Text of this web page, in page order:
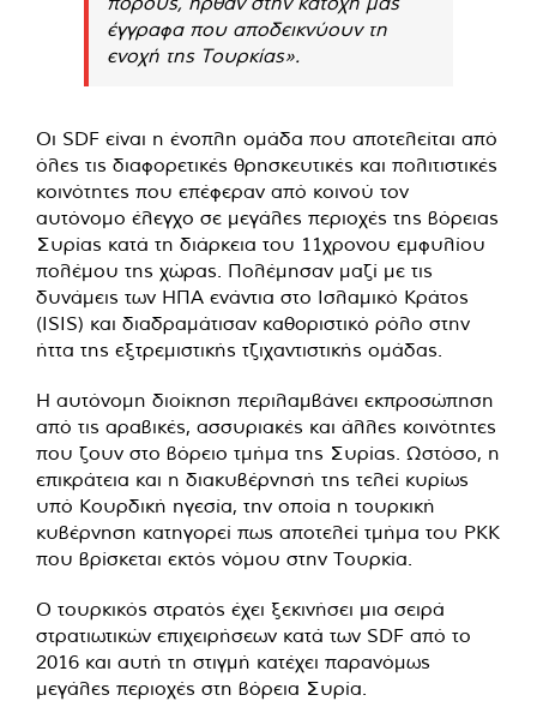
έγγραφα που αποδεικνύουν τη
ενοχή της Τουρκίας».
Οι SDF είναι η ένοπλη ομάδα που αποτελείται από
όλες τις διαφορετικές θρησκευτικές και πολιτιστικές
κοινότητες που επέφεραν από κοινού τον
αυτόνομο έλεγχο σε μεγάλες περιοχές της βόρειας
Συρίας κατά τη διάρκεια του 11χρονου εμφυλίου
πολέμου της χώρας. Πολέμησαν μαζί με τις
δυνάμεις των ΗΠΑ ενάντια στο Ισλαμικό Κράτος
(ISIS) και διαδραμάτισαν καθοριστικό ρόλο στην
ήττα της εξτρεμιστικής τζιχαντιστικής ομάδας.
Η αυτόνομη διοίκηση περιλαμβάνει εκπροσώπηση
από τις αραβικές, ασσυριακές και άλλες κοινότητες
που ζουν στο βόρειο τμήμα της Συρίας. Ωστόσο, η
επικράτεια και η διακυβέρνησή της τελεί κυρίως
υπό Κουρδική ηγεσία, την οποία η τουρκική
κυβέρνηση κατηγορεί πως αποτελεί τμήμα του PKK
που βρίσκεται εκτός νόμου στην Τουρκία.
Ο τουρκικός στρατός έχει ξεκινήσει μια σειρά
στρατιωτικών επιχειρήσεων κατά των SDF από το
2016 και αυτή τη στιγμή κατέχει παρανόμως
μεγάλες περιοχές στη βόρεια Συρία.